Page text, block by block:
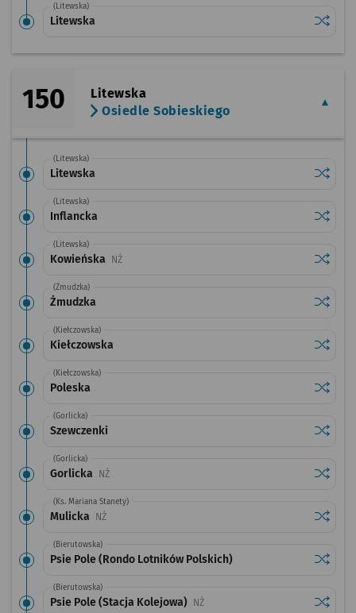
(Litewska)
Litewska
150
Litewska
Osiedle Sobieskiego
(Litewska)
Litewska
(Litewska)
Inflancka
(Litewska)
Kowieńska NŻPrzystanek na życzenie
(Żmudzka)
Żmudzka
(Kiełczowska)
Kiełczowska
(Kiełczowska)
Poleska
(Gorlicka)
Szewczenki
(Gorlicka)
Gorlicka NŻPrzystanek na życzenie
(Ks. Mariana Stanety)
Mulicka NŻPrzystanek na życzenie
(Bierutowska)
Psie Pole (Rondo Lotników Polskich)
(Bierutowska)
Psie Pole (Stacja Kolejowa) NŻPrzystanek na życzenie